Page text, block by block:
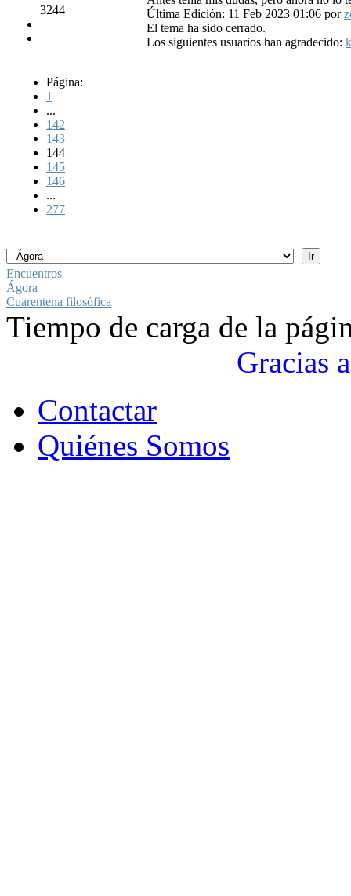
3244
Última Edición: 11 Feb 2023 01:06 por
El tema ha sido cerrado.
Los siguientes usuarios han agradecido:
Página:
1
...
142
143
144
145
146
...
277
Encuentros
Ágora
Cuarentena filosófica
Tiempo de carga de la
Gracias a
Contactar
Quiénes Somos